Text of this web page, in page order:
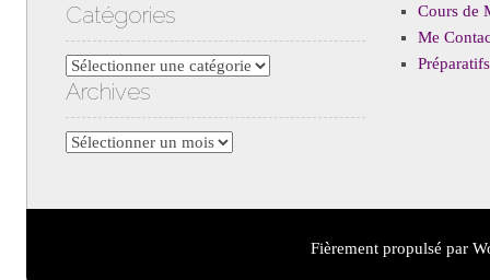
Catégories
Catégories
Archives
Archives
Cours de
Me
Fièrement propulsé par